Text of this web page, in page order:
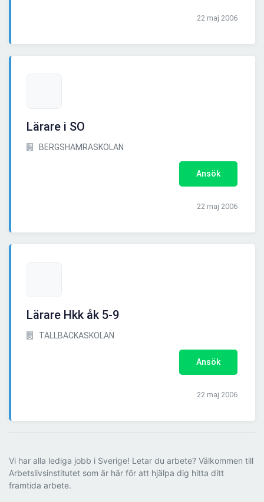
22 maj 2006
Lärare i SO
BERGSHAMRASKOLAN
Ansök
22 maj 2006
Lärare Hkk åk 5-9
TALLBACKASKOLAN
Ansök
22 maj 2006
Vi har alla lediga jobb i Sverige! Letar du arbete? Välkommen till
Arbetslivsinstitutet som är här för att hjälpa dig hitta ditt
framtida arbete.